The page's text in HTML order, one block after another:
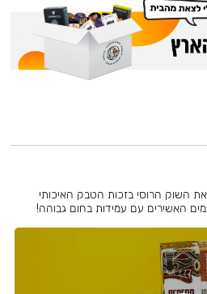
השוק הרוסי בזכות הטבק האיכותי
האשירים עם עמידות בחום גבוהה!